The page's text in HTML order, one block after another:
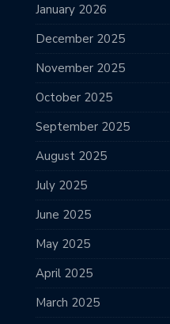
January 2026
December 2025
November 2025
October 2025
September 2025
August 2025
July 2025
June 2025
May 2025
April 2025
March 2025